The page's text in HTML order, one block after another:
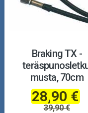
Braking TX -
musta, 70cm
28,90 €
39,90 €